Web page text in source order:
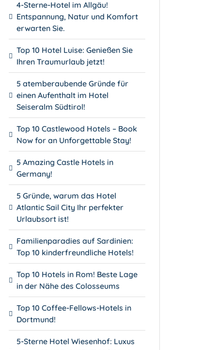
4-Sterne-Hotel im Allgäu!
Entspannung, Natur und Komfort
erwarten Sie.
Top 10 Hotel Luise: Genießen Sie
Ihren Traumurlaub jetzt!
5 atemberaubende Gründe für
einen Aufenthalt im Hotel
Seiseralm Südtirol!
Top 10 Castlewood Hotels – Book
Now for an Unforgettable Stay!
5 Amazing Castle Hotels in
Germany!
5 Gründe, warum das Hotel
Atlantic Sail City Ihr perfekter
Urlaubsort ist!
Familienparadies auf Sardinien:
Top 10 kinderfreundliche Hotels!
Top 10 Hotels in Rom! Beste Lage
in der Nähe des Colosseums
Top 10 Coffee-Fellows-Hotels in
Dortmund!
5-Sterne Hotel Wiesenhof: Luxus